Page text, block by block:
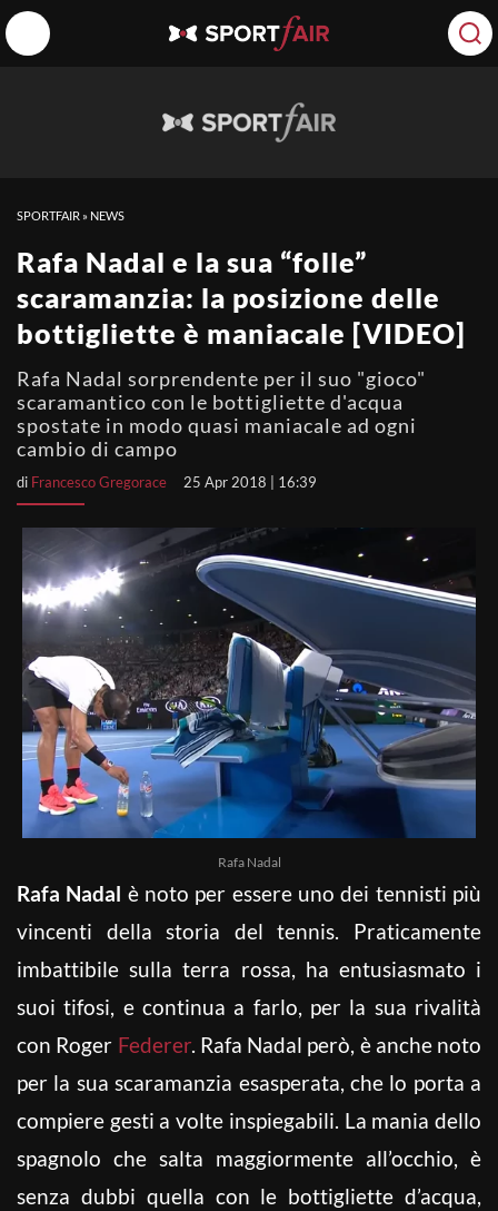
SPORTFAIR » NEWS
Rafa Nadal e la sua “folle”
scaramanzia: la posizione delle
bottigliette è maniacale [VIDEO]
Rafa Nadal sorprendente per il suo "gioco"
scaramantico con le bottigliette d'acqua
spostate in modo quasi maniacale ad ogni
cambio di campo
di Francesco Gregorace 25 Apr 2018 | 16:39
Rafa Nadal
Rafa Nadal è noto per essere uno dei tennisti più
vincenti della storia del tennis. Praticamente
imbattibile sulla terra rossa, ha entusiasmato i
suoi tifosi, e continua a farlo, per la sua rivalità
con Roger Federer. Rafa Nadal però, è anche noto
per la sua scaramanzia esasperata, che lo porta a
compiere gesti a volte inspiegabili. La mania dello
spagnolo che salta maggiormente all’occhio, è
senza dubbi quella con le bottigliette d’acqua,